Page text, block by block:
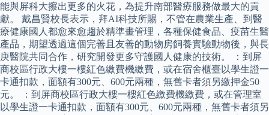
能與屏科大擦出更多的火花，為提升南部醫療服務做最大的貢
獻。 戴昌賢校長表示，拜AI科技所賜，不管在農業生產、到醫
療健康國人都愈來愈趨於精準畫管理，各種保健食品、疫苗生醫
產品，期望透過這個完善且友善的動物房飼養實驗動物後，與長
庚醫院共同合作，研究開發更多守護國人健康的技術。 ：到屏
商校區行政大樓一樓紅色繳費機繳費，或在宿舍櫃臺以學生證一
卡通扣款，面額有300元、600元兩種，無舊卡者須另繳押金50
元。 ：到屏商校區行政大樓一樓紅色繳費機繳費，或在管理室
以學生證一卡通扣款，面額有300元、600元兩種，無舊卡者須另